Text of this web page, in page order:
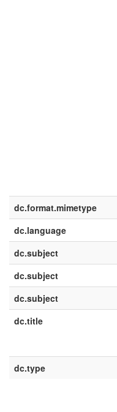
dc.format.mimetype
dc.language
dc.subject
dc.subject
dc.subject
dc.title
dc.type